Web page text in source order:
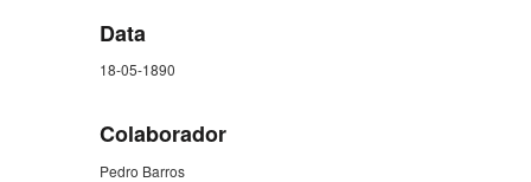
Data
18-05-1890
Colaborador
Pedro Barros